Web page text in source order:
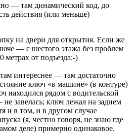
— там динамический код, до
действия (или меньше)
на двери для открытия. Если же
— с шестого этажа без проблем
метрах от подъезда:-)
интереснее — там достаточно
ключ «в машине» (в контуре)
рядом с водительской
завелась; ключ лежал на заднем
и в том, и в другом случае
(я, честно говоря, не знаю где
деле) примерно одинаковое.